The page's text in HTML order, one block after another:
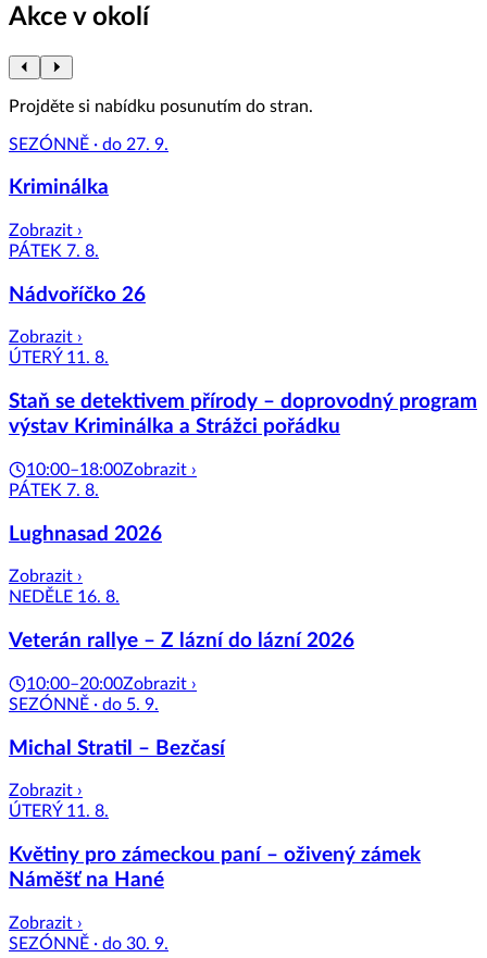
Akce v okolí
Projděte si nabídku posunutím do stran.
SEZÓNNĚ · do 27. 9.
Kriminálka
Zobrazit ›
PÁTEK 7. 8.
Nádvoříčko 26
Zobrazit ›
ÚTERÝ 11. 8.
Staň se detektivem přírody – doprovodný program
výstav Kriminálka a Strážci pořádku
10:00–18:00Zobrazit ›
PÁTEK 7. 8.
Lughnasad 2026
Zobrazit ›
NEDĚLE 16. 8.
Veterán rallye – Z lázní do lázní 2026
10:00–20:00Zobrazit ›
SEZÓNNĚ · do 5. 9.
Michal Stratil – Bezčasí
Zobrazit ›
ÚTERÝ 11. 8.
Květiny pro zámeckou paní – oživený zámek
Náměšť na Hané
Zobrazit ›
SEZÓNNĚ · do 30. 9.